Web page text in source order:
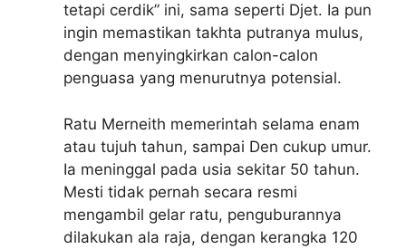
tetapi cerdik” ini, sama seperti Djet. Ia pun
ingin memastikan takhta putranya mulus,
dengan menyingkirkan calon-calon
penguasa yang menurutnya potensial.
Ratu Merneith memerintah selama enam
atau tujuh tahun, sampai Den cukup umur.
Ia meninggal pada usia sekitar 50 tahun.
Mesti tidak pernah secara resmi
mengambil gelar ratu, penguburannya
dilakukan ala raja, dengan kerangka 120